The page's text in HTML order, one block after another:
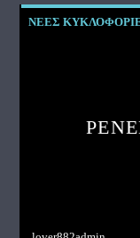
ΝΕΕΣ